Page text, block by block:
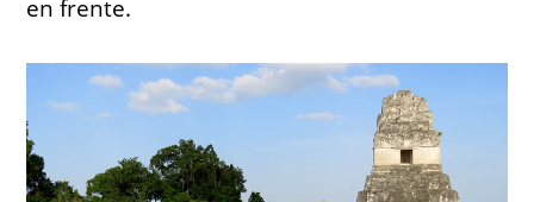
en frente.